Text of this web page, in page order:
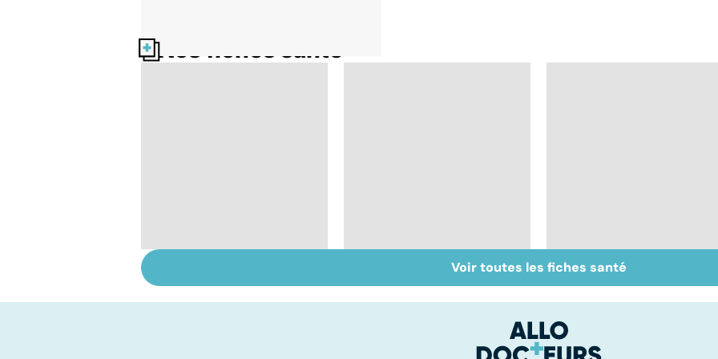
Nos fiches santé
ados en souffrance
Antibiotiques : lutter
contre la résistance
Tout savoir sur les
infections
Voir toutes les fiches santé